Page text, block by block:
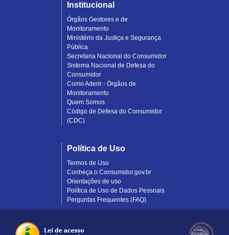
Institucional
Órgãos Gestores e de
Monitoramento
Ministério da Justiça e Segurança
Pública
Secretaria Nacional do Consumidor
Sistema Nacional de Defesa do
Consumidor
Como Aderir - Órgãos de
Monitoramento
Quem Somos
Código de Defesa do Consumidor
(CDC)
Política de Uso
Termos de Uso
Conheça o Consumidor.gov.br
Orientações de uso
Política de Uso de Dados Pessoais
Perguntas Frequentes (FAQ)